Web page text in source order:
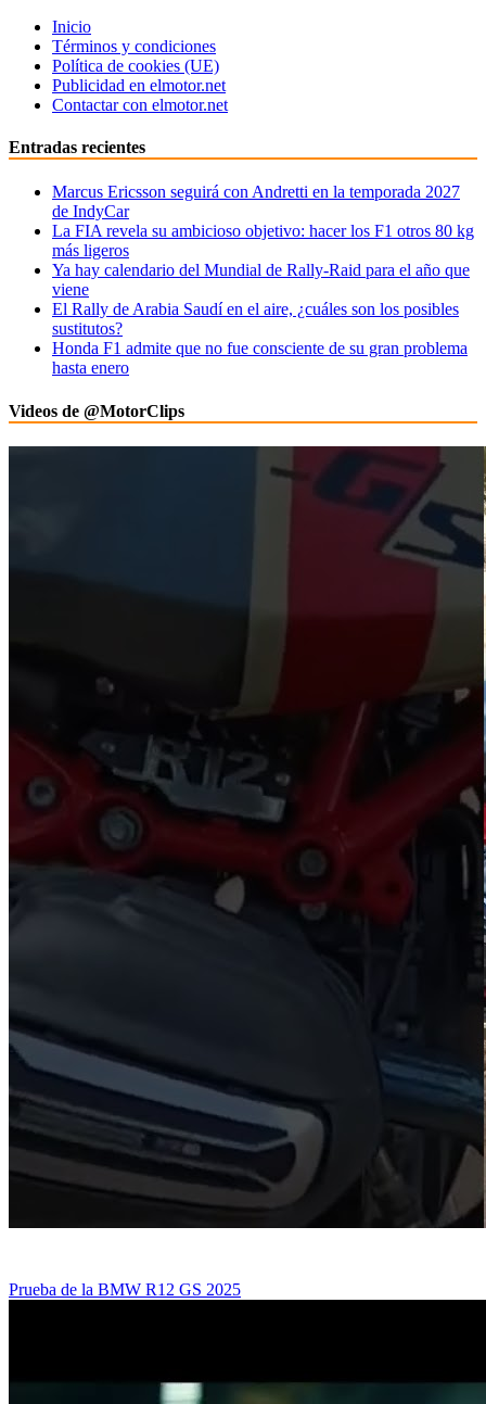
Inicio
Términos y condiciones
Política de cookies (UE)
Publicidad en elmotor.net
Contactar con elmotor.net
Entradas recientes
Marcus Ericsson seguirá con Andretti en la temporada 2027
de IndyCar
La FIA revela su ambicioso objetivo: hacer los F1 otros 80 kg
más ligeros
Ya hay calendario del Mundial de Rally-Raid para el año que
viene
El Rally de Arabia Saudí en el aire, ¿cuáles son los posibles
sustitutos?
Honda F1 admite que no fue consciente de su gran problema
hasta enero
Videos de @MotorClips
Prueba de la BMW R12 GS 2025